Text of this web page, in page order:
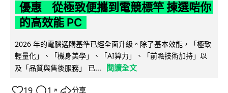
優惠 從極致便攜到電競標竿 揀選啱你
的高效能 PC
2026 年的電腦選購基準已經全面升級。除了基本效能，「極致
輕量化」、「機身美學」、「AI算力」、「前瞻技術加持」以
及「品質與售後服務」 已...
閱讀全文
↗ 分享